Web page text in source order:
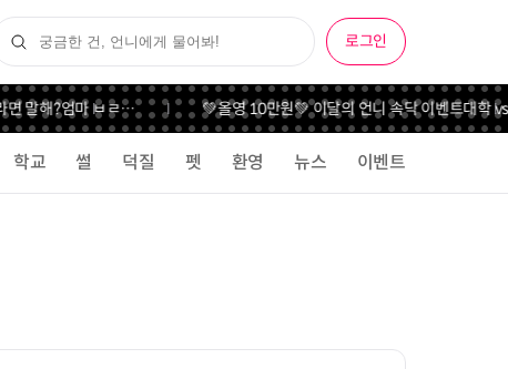
로그인
해?엄마 ㅂㄹ… 💚올영 10만원💚 이달의 언니 속닥 이벤트대학 vs 일
학교 썰 덕질 펫 환영 뉴스 이벤트